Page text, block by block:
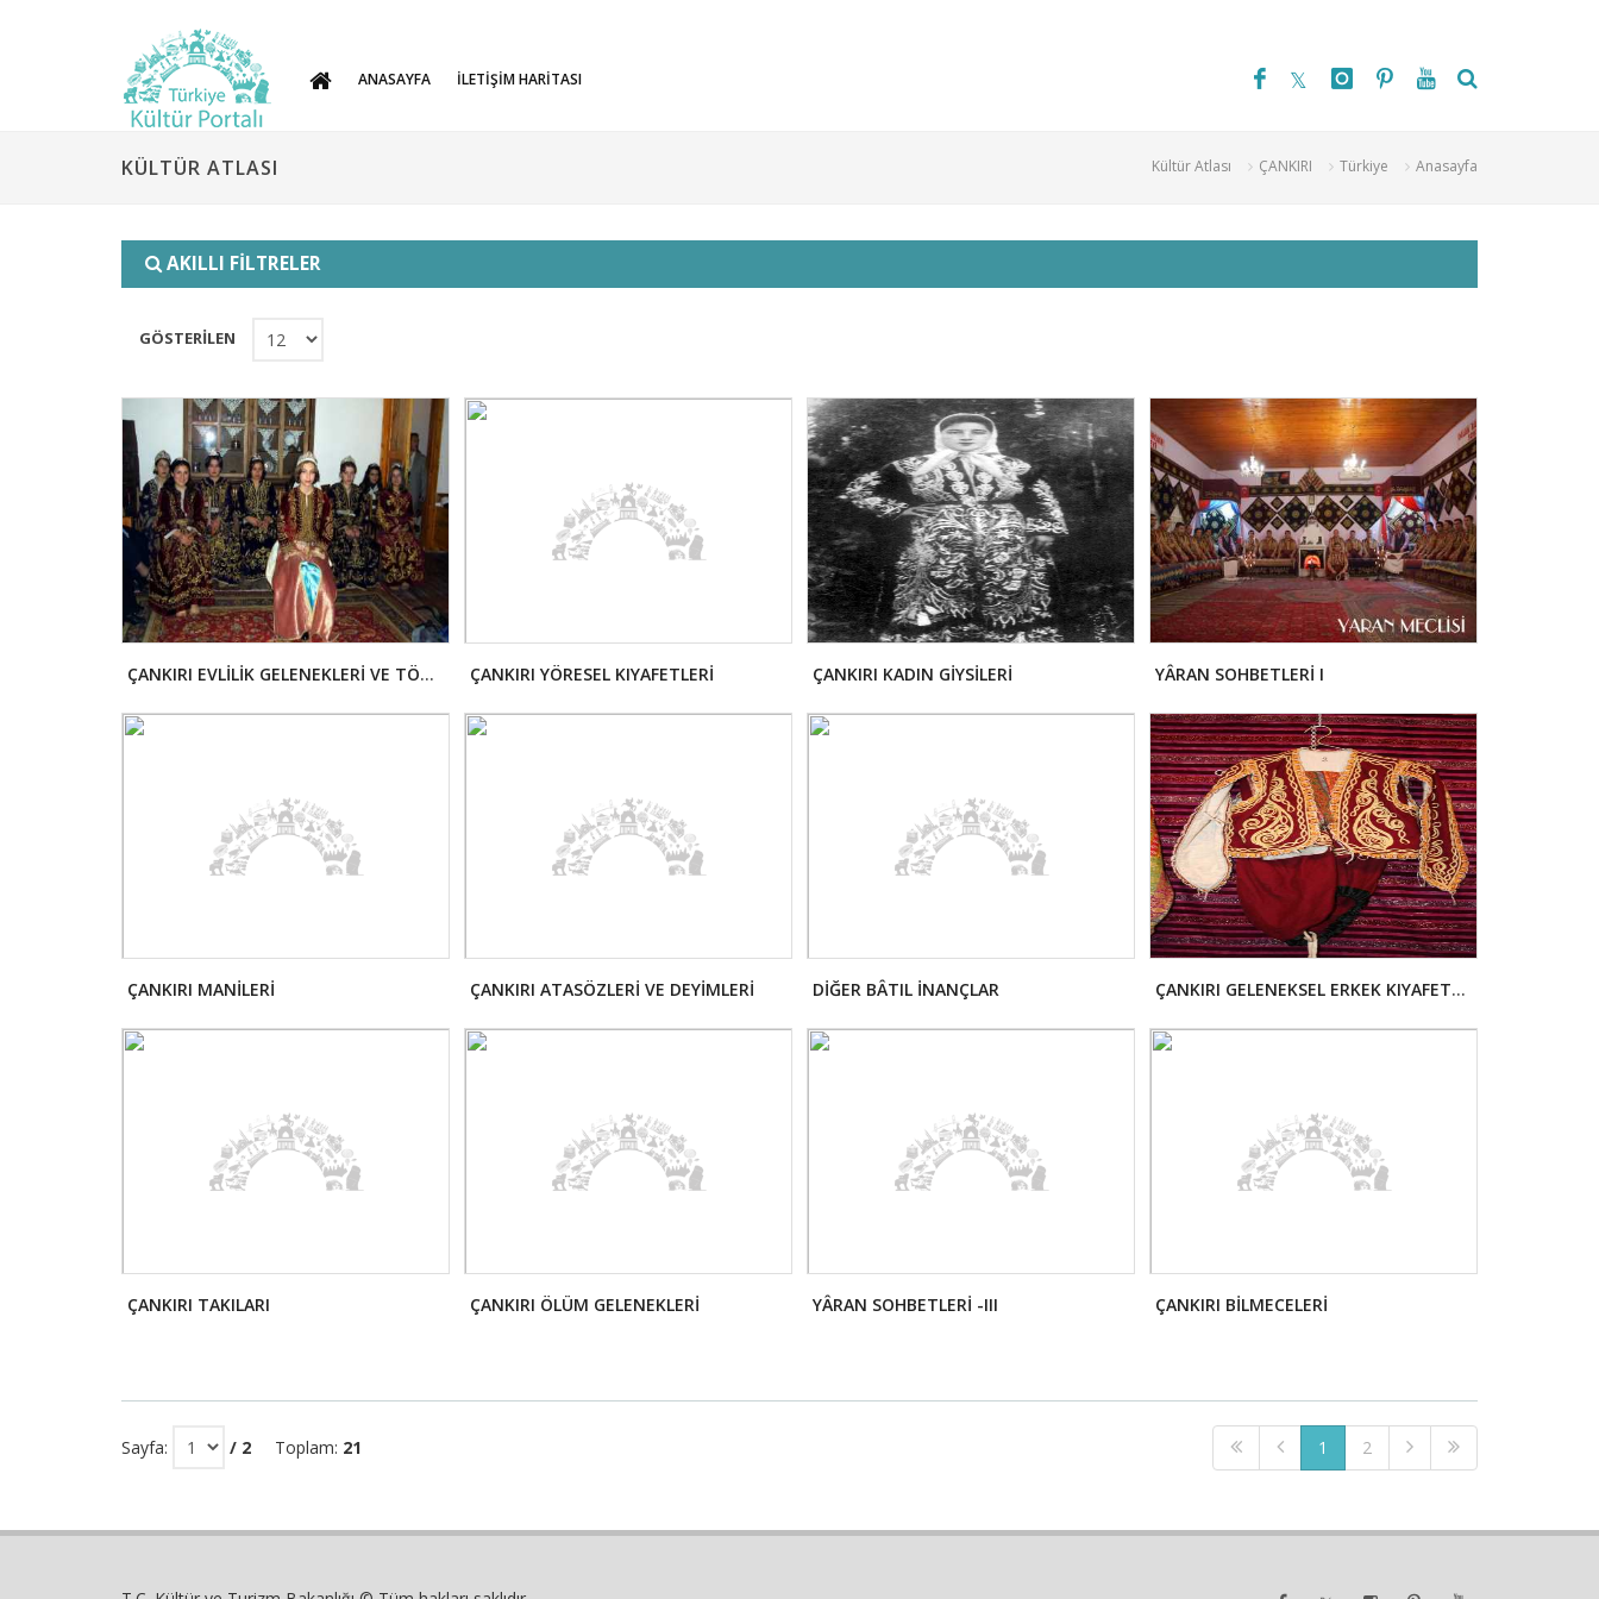
ANASAYFA İLETİŞİM HARİTASI
Kültür Atlası ÇANKIRI Türkiye Anasayfa
KÜLTÜR ATLASI
AKILLI FİLTRELER
GÖSTERİLEN
ÇANKIRI EVLİLİK GELENEKLERİ VE TÖRENLERİ ÇANKIRI YÖRESEL KIYAFETLERİ ÇANKIRI KADIN GİYSİLERİ YÂRAN SOHBETLERİ I
ÇANKIRI MANİLERİ ÇANKIRI ATASÖZLERİ VE DEYİMLERİ DİĞER BÂTIL İNANÇLAR ÇANKIRI GELENEKSEL ERKEK KIYAFETLERİ
ÇANKIRI TAKILARI ÇANKIRI ÖLÜM GELENEKLERİ YÂRAN SOHBETLERİ -III ÇANKIRI BİLMECELERİ
Sayfa: / 2 Toplam: 21 1 2